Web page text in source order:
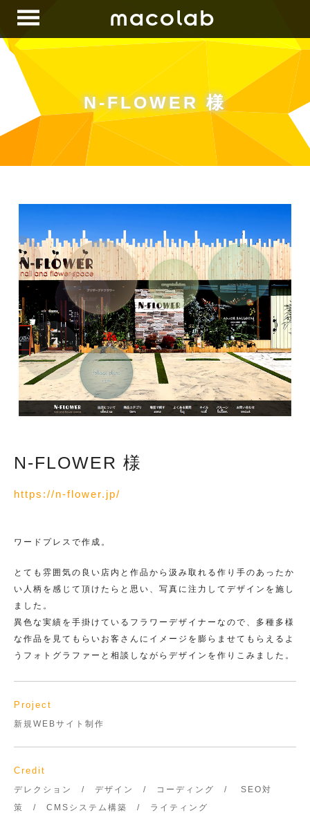
macolab
N-FLOWER 様
N-FLOWER 様
https://n-flower.jp/
ワードプレスで作成。
とても雰囲気の良い店内と作品から汲み取れる作り手のあったか
い人柄を感じて頂けたらと思い、写真に注力してデザインを施し
ました。
異色な実績を手掛けているフラワーデザイナーなので、多種多様
な作品を見てもらいお客さんにイメージを膨らませてもらえるよ
うフォトグラファーと相談しながらデザインを作りこみました。
Project
新規WEBサイト制作
Credit
デレクション / デザイン / コーディング / SEO対
策 / CMSシステム構築 / ライティング